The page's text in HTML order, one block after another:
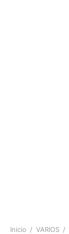
Inicio / VARIOS /